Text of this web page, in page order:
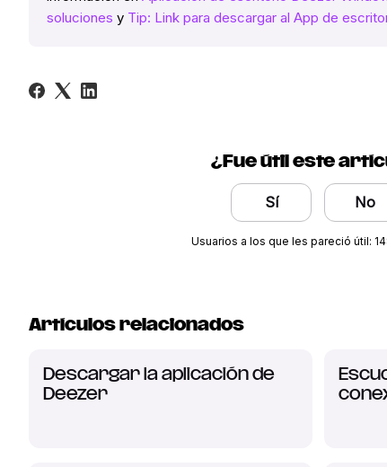
soluciones y Tip: Link para descargar al App de
¿Fue útil este
Sí No
Usuarios a los que les pareció útil:
Artículos relacionados
Descargar la aplicación de
Deezer